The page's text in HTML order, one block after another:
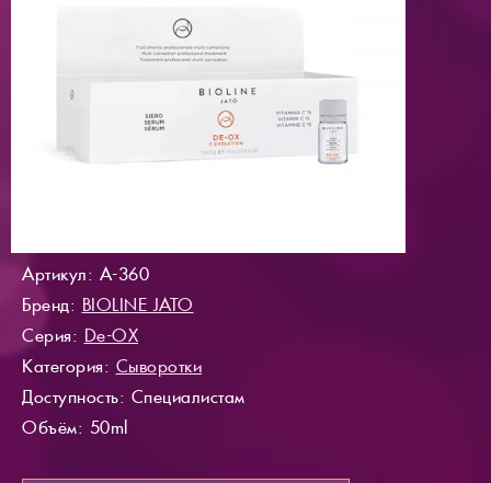
Артикул: A-360
Бренд: BIOLINE JATO
Серия: De-OX
Категория: Сыворотки
Доступность: Специалистам
Объём: 50ml